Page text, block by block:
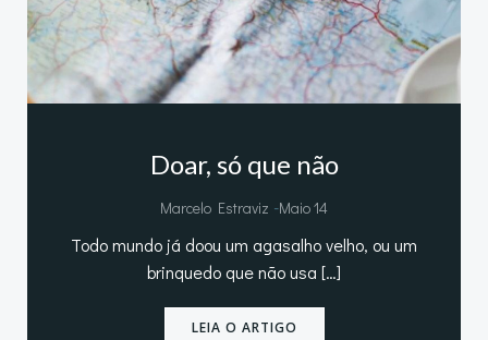
Doar, só que não
Marcelo Estraviz -Maio 14
Todo mundo já doou um agasalho velho, ou um
brinquedo que não usa […]
LEIA O ARTIGO